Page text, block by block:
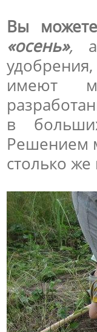
Вы
«осень»,
имеют
в
Решением
столько